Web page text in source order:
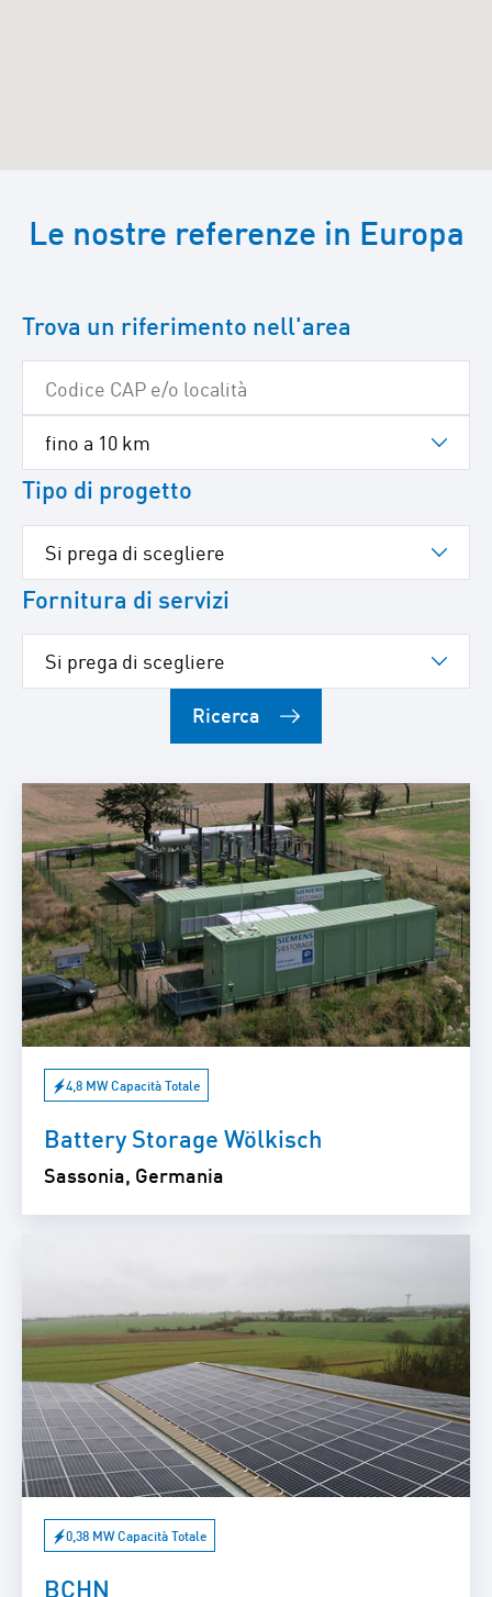
Google
MapsLe nostre referenze in Europa
Trova un riferimento nell'area
Tipo di progetto
Fornitura di servizi
Ricerca
4,8 MW Capacità Totale
Battery Storage Wölkisch
Sassonia, Germania
0,38 MW Capacità Totale
BCHN